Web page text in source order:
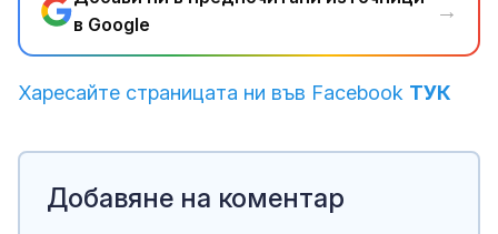
в Google
→
Харесайте страницата ни във Facebook ТУК
Добавяне на коментар